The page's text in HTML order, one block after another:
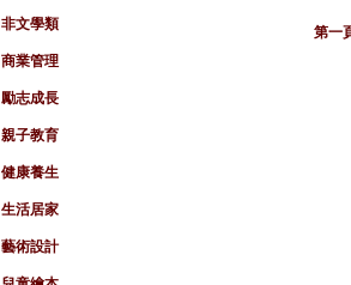
非文學類
商業管理
勵志成長
親子教育
健康養生
生活居家
藝術設計
第一